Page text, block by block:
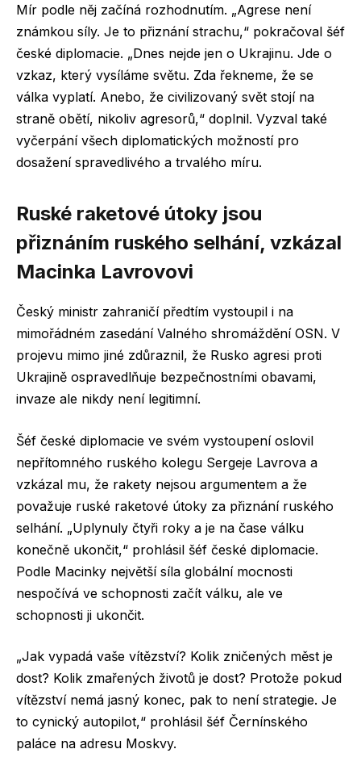
Mír podle něj začíná rozhodnutím. „Agrese není
známkou síly. Je to přiznání strachu,“ pokračoval šéf
české diplomacie. „Dnes nejde jen o Ukrajinu. Jde o
vzkaz, který vysíláme světu. Zda řekneme, že se
válka vyplatí. Anebo, že civilizovaný svět stojí na
straně obětí, nikoliv agresorů,“ doplnil. Vyzval také
vyčerpání všech diplomatických možností pro
dosažení spravedlivého a trvalého míru.
Ruské raketové útoky jsou
přiznáním ruského selhání, vzkázal
Macinka Lavrovovi
Český ministr zahraničí předtím vystoupil i na
mimořádném zasedání Valného shromáždění OSN. V
projevu mimo jiné zdůraznil, že Rusko agresi proti
Ukrajině ospravedlňuje bezpečnostními obavami,
invaze ale nikdy není legitimní.
Šéf české diplomacie ve svém vystoupení oslovil
nepřítomného ruského kolegu Sergeje Lavrova a
vzkázal mu, že rakety nejsou argumentem a že
považuje ruské raketové útoky za přiznání ruského
selhání. „Uplynuly čtyři roky a je na čase válku
konečně ukončit,“ prohlásil šéf české diplomacie.
Podle Macinky největší síla globální mocnosti
nespočívá ve schopnosti začít válku, ale ve
schopnosti ji ukončit.
„Jak vypadá vaše vítězství? Kolik zničených měst je
dost? Kolik zmařených životů je dost? Protože pokud
vítězství nemá jasný konec, pak to není strategie. Je
to cynický autopilot,“ prohlásil šéf Černínského
paláce na adresu Moskvy.